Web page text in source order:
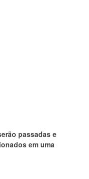
passadas e
em uma